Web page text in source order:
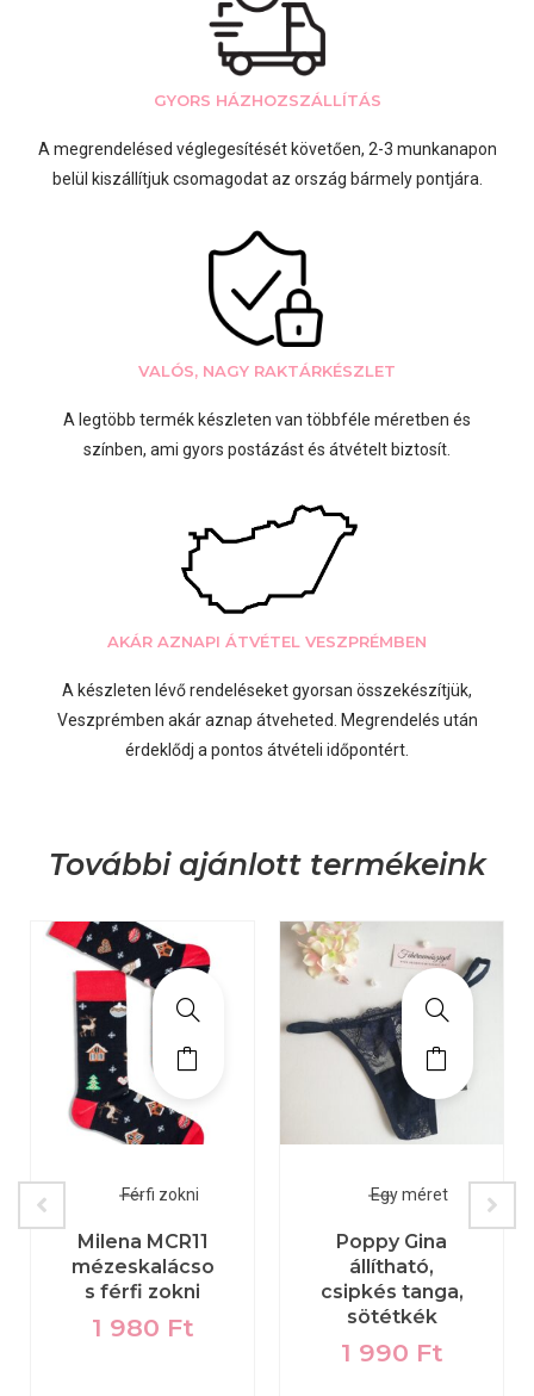
GYORS HÁZHOZSZÁLLÍTÁS
A megrendelésed véglegesítését követően, 2-3 munkanapon
belül kiszállítjuk csomagodat az ország bármely pontjára.
VALÓS, NAGY RAKTÁRKÉSZLET
A legtöbb termék készleten van többféle méretben és
színben, ami gyors postázást és átvételt biztosít.
AKÁR AZNAPI ÁTVÉTEL VESZPRÉMBEN
A készleten lévő rendeléseket gyorsan összekészítjük,
Veszprémben akár aznap átveheted. Megrendelés után
érdeklődj a pontos átvételi időpontért.
További ajánlott termékeink
Férfi zokni
Milena MCR11
mézeskalácso
s férfi zokni
1 980 Ft
Egy méret
Poppy Gina
állítható,
csipkés tanga,
sötétkék
1 990 Ft